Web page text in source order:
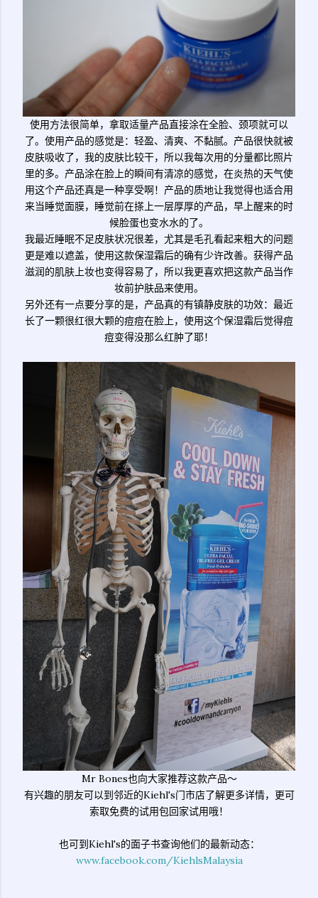
使用方法很简单，拿取适量产品直接涂在全脸、颈项就可以
了。使用产品的感觉是：轻盈、清爽、不黏腻。产品很快就被
皮肤吸收了，我的皮肤比较干，所以我每次用的分量都比照片
里的多。产品涂在脸上的瞬间有清凉的感觉，在炎热的天气使
用这个产品还真是一种享受啊！产品的质地让我觉得也适合用
来当睡觉面膜，睡觉前在搽上一层厚厚的产品，早上醒来的时
候脸蛋也变水水的了。
我最近睡眠不足皮肤状况很差，尤其是毛孔看起来粗大的问题
更是难以遮盖，使用这款保湿霜后的确有少许改善。获得产品
滋润的肌肤上妆也变得容易了，所以我更喜欢把这款产品当作
妆前护肤品来使用。
另外还有一点要分享的是，产品真的有镇静皮肤的功效：最近
长了一颗很红很大颗的痘痘在脸上，使用这个保湿霜后觉得痘
痘变得没那么红肿了耶！
Mr Bones也向大家推荐这款产品～
有兴趣的朋友可以到邻近的Kiehl's门市店了解更多详情，更可
索取免费的试用包回家试用哦！
也可到Kiehl's的面子书查询他们的最新动态：
www.facebook.com/KiehlsMalaysia